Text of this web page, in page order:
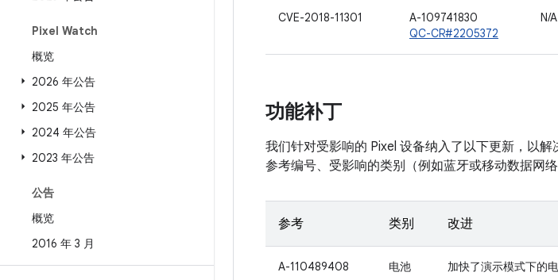
Pixel Watch
概览
2026 年公告
2025 年公告
2024 年公告
2023 年公告
公告
概览
2016 年 3 月
CVE-2018-11301
A-109741830
QC-CR#2205372
N/A
功能补丁
我们针对受影响的 Pixel 设备纳入了以下更新，以
参考编号、受影响的类别（例如蓝牙或移动数据网
参考 类别 改进
A-110489408 电池 加快了演示模式下的